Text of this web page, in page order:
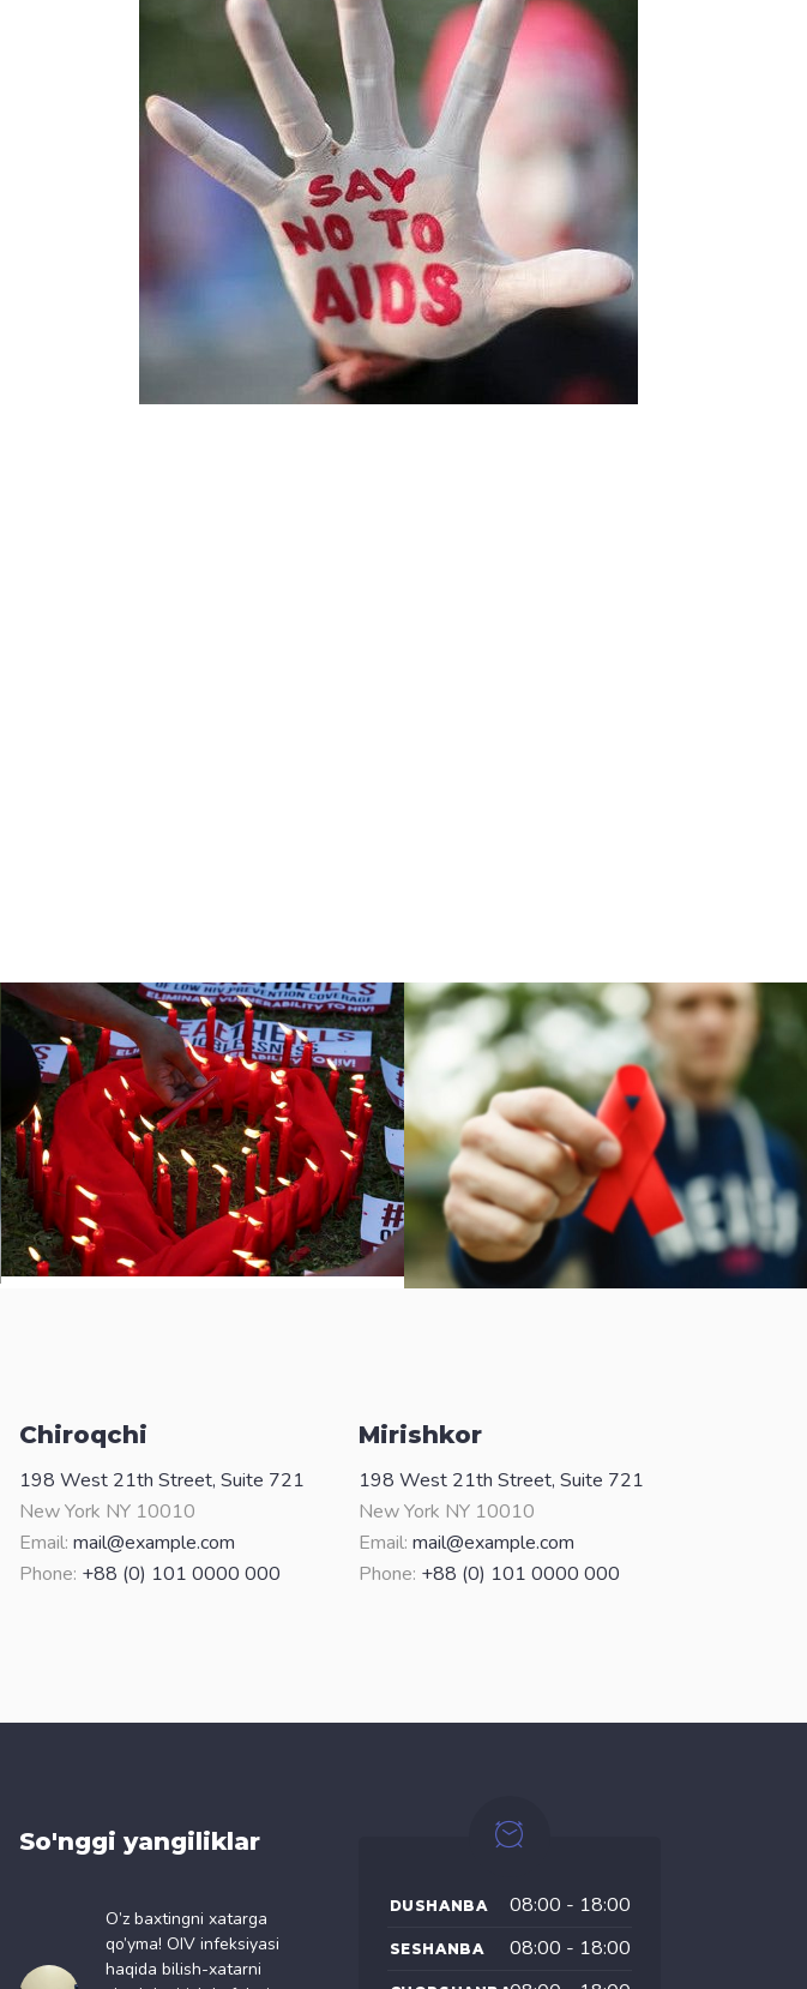
Chiroqchi
198 West 21th Street, Suite 721
New York NY 10010
Email: mail@example.com
Phone: +88 (0) 101 0000 000
Mirishkor
198 West 21th Street, Suite 721
New York NY 10010
Email: mail@example.com
Phone: +88 (0) 101 0000 000
So'nggi yangiliklar
O’z baxtingni xatarga
qo’yma! OIV infeksiyasi
haqida bilish-xatarni
DUSHANBA 08:00 - 18:00
SESHANBA 08:00 - 18:00